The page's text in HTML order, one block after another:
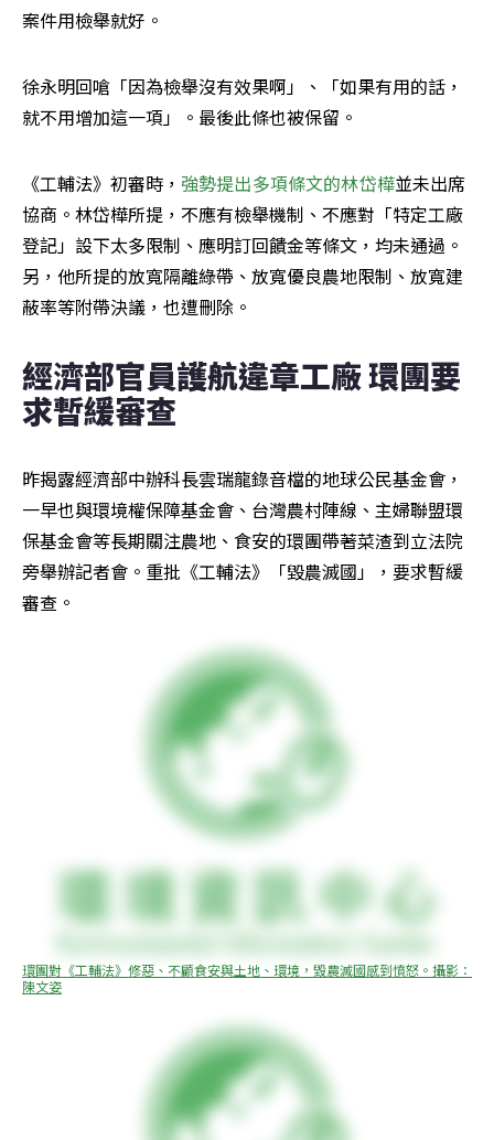
案件用檢舉就好。
徐永明回嗆「因為檢舉沒有效果啊」、「如果有用的話，
就不用增加這一項」。最後此條也被保留。
《工輔法》初審時， 強勢提出多項條文的林岱樺並未出席
協商。林岱樺所提，不應有檢舉機制、不應對「特定工廠
登記」設下太多限制、應明訂回饋金等條文，均未通過。
另，他所提的放寬隔離綠帶、放寬優良農地限制、放寬建
蔽率等附帶決議，也遭刪除。
經濟部官員護航違章工廠 環團要
求暫緩審查
昨揭露經濟部中辦科長雲瑞龍錄音檔的地球公民基金會，
一早也與環境權保障基金會、台灣農村陣線、主婦聯盟環
保基金會等長期關注農地、食安的環團帶著菜渣到立法院
旁舉辦記者會。重批《工輔法》「毀農滅國」，要求暫緩
審查。
環團對《工輔法》修惡、不顧食安與土地、環境，毀農滅國感到憤怒。攝影：
陳文姿